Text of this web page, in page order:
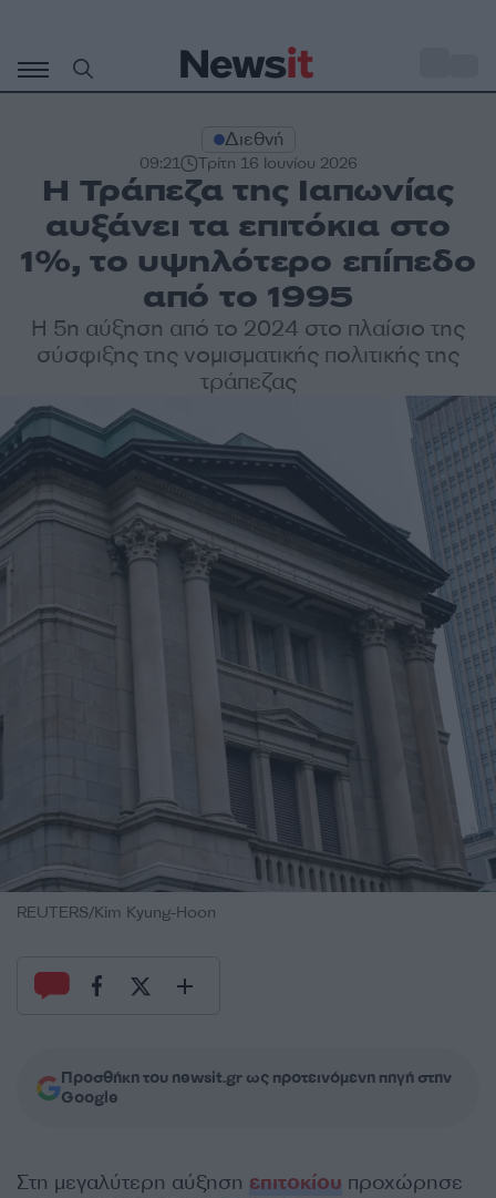
περιεχόμενο
Διεθνή
09:21 Τρίτη 16 Ιουνίου 2026
Η Τράπεζα της Ιαπωνίας
αυξάνει τα επιτόκια στο
1%, το υψηλότερο επίπεδο
από το 1995
Η 5η αύξηση από το 2024 στο πλαίσιο της
σύσφιξης της νομισματικής πολιτικής της
τράπεζας
REUTERS/Kim Kyung-Hoon
Προσθήκη του newsit.gr ως προτεινόμενη πηγή στην
Google
Στη μεγαλύτερη αύξηση επιτοκίου προχώρησε